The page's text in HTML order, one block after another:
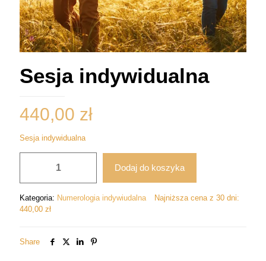
Sesja indywidualna
440,00 zł
Sesja indywidualna
Dodaj do koszyka
Kategoria: Numerologia indywiudalna
Najniższa cena z 30 dni:
440,00 zł
Share